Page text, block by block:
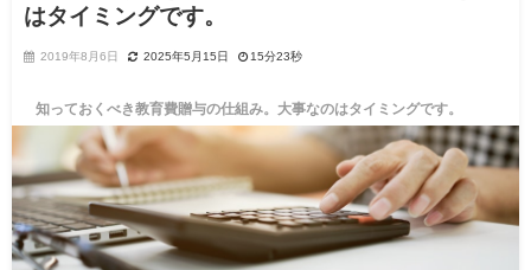
はタイミングです。
2019年8月6日 2025年5月15日 15分23秒
知っておくべき教育費贈与の仕組み。大事なのはタイミングです。